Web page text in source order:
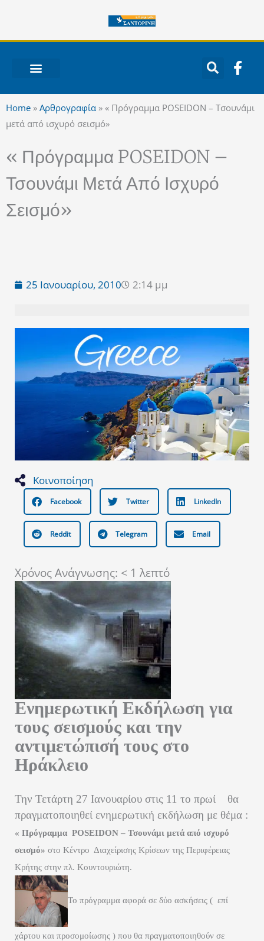
περιεχόμενο
F
a
e
b
Home » Αρθρογραφία » « Πρόγραμμα POSEIDON – Τσουνάμι
μετά από ισχυρό σεισμό»
« Πρόγραμμα POSEIDON –
Τσουνάμι Μετά Από Ισχυρό
Σεισμό»
25 Ιανουαρίου, 2010 2:14 μμ
Κοινοποίηση
Facebook Twitter LinkedIn
Reddit Telegram Email
Χρόνος Ανάγνωσης: < 1 λεπτό
Ενημερωτική Εκδήλωση για
τους σεισμούς και την
αντιμετώπισή τους στο
Ηράκλειο
Την Τετάρτη 27 Ιανουαρίου στις 11 το πρωί
θα
πραγματοποιηθεί ενημερωτική εκδήλωση με θέμα :
« Πρόγραμμα POSEIDON – Τσουνάμι μετά από ισχυρό
σεισμό» στο Κέντρο Διαχείρισης Κρίσεων της Περιφέρειας
Κρήτης στην πλ. Κουντουριώτη.
Το πρόγραμμα αφορά σε δύο ασκήσεις ( επί
χάρτου και προσομοίωσης ) που θα πραγματοποιηθούν σε